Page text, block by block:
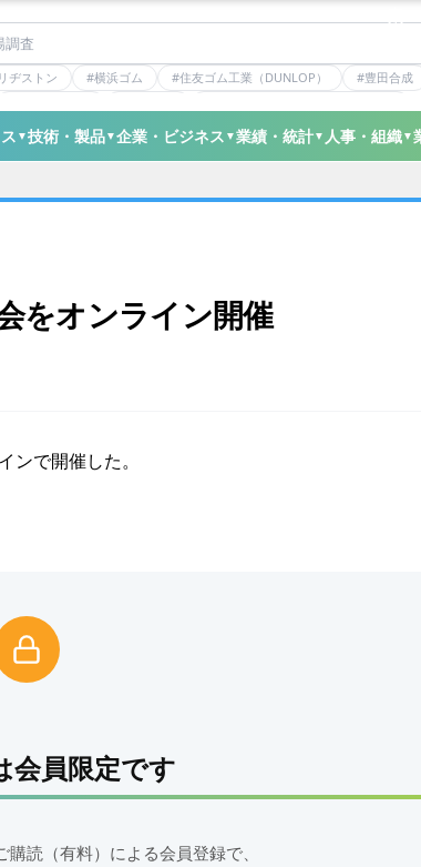
ヂストン #横浜ゴム #住友ゴム工業（DUNLOP）
#豊田合成
#ニッタ #デンカ #ミシュラン #三井化学
#三ツ星ベルト
▼技術・製品▼企業・ビジネス ▼業績・統計▼ 人事・組織▼
をオンライン開催
で開催した。
会員限定です
購読（有料）による会員登録で、